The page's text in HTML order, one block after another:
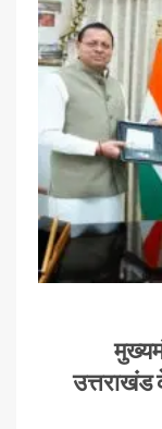
उत्तराखंड